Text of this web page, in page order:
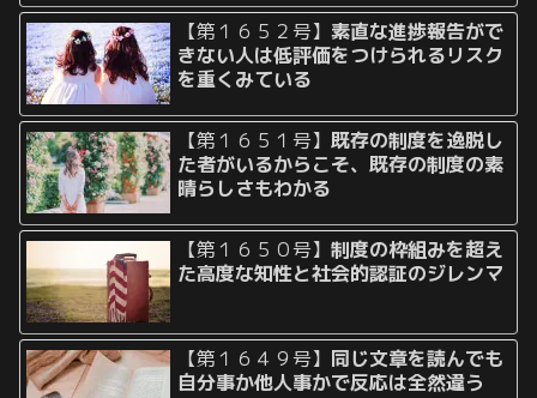
【第１６５２号】素直な進捗報告がで
きない人は低評価をつけられるリスク
を重くみている
【第１６５１号】既存の制度を逸脱し
た者がいるからこそ、既存の制度の素
晴らしさもわかる
【第１６５０号】制度の枠組みを超え
た高度な知性と社会的認証のジレンマ
【第１６４９号】 同じ文章を読んでも
自分事か他人事かで反応は全然違う